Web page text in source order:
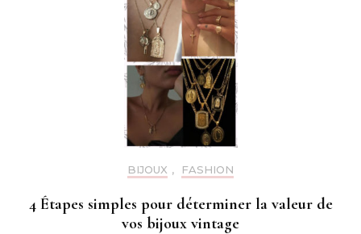
BIJOUX , FASHION
4 Étapes simples pour déterminer la valeur de
vos bijoux vintage